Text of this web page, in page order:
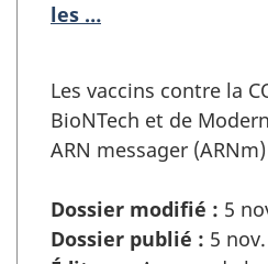
les …
Les vaccins contre la
BioNTech et de
ARN messager
Dossier modifié : 5
Dossier publié : 5